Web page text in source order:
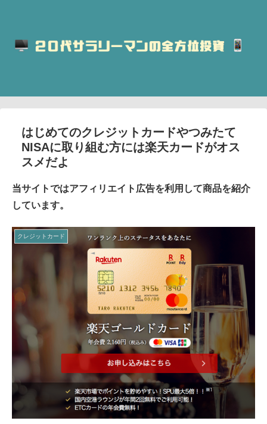
はじめてのクレジットカードやつみたて
NISAに取り組む方には楽天カードがオス
スメだよ
当サイトではアフィリエイト広告を利用して商品を紹介
しています。
クレジットカード